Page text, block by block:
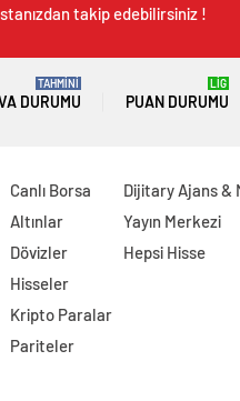
takip edebilirsiniz !
DURUMU
TAHMİNİ
PUAN DURUMU
LİG
Canlı Borsa
Altınlar
Dövizler
Hisseler
Kripto Paralar
Pariteler
Dijitary Ajans &
Yayın Merkezi
Hepsi Hisse